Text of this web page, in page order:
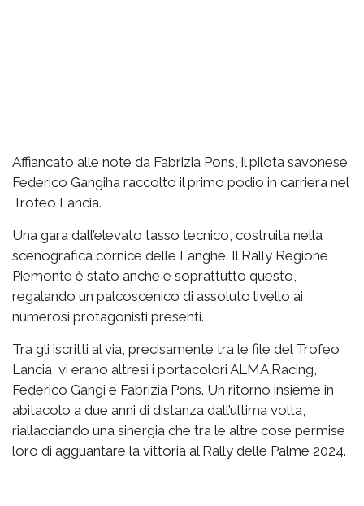
Affiancato alle note da Fabrizia Pons, il pilota savonese
Federico Gangiha raccolto il primo podio in carriera nel
Trofeo Lancia.
Una gara dall’elevato tasso tecnico, costruita nella
scenografica cornice delle Langhe. Il Rally Regione
Piemonte è stato anche e soprattutto questo,
regalando un palcoscenico di assoluto livello ai
numerosi protagonisti presenti.
Tra gli iscritti al via, precisamente tra le file del Trofeo
Lancia, vi erano altresì i portacolori ALMA Racing,
Federico Gangi e Fabrizia Pons. Un ritorno insieme in
abitacolo a due anni di distanza dall’ultima volta,
riallacciando una sinergia che tra le altre cose permise
loro di agguantare la vittoria al Rally delle Palme 2024.